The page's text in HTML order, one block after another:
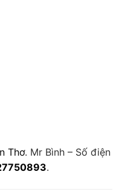
Thơ. Mr Bình – Số điện
.